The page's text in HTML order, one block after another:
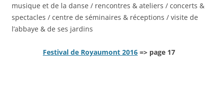
musique et de la danse / rencontres & ateliers / concerts &
spectacles / centre de séminaires & réceptions / visite de
l’abbaye & de ses jardins
Festival de Royaumont 2016 => page 17